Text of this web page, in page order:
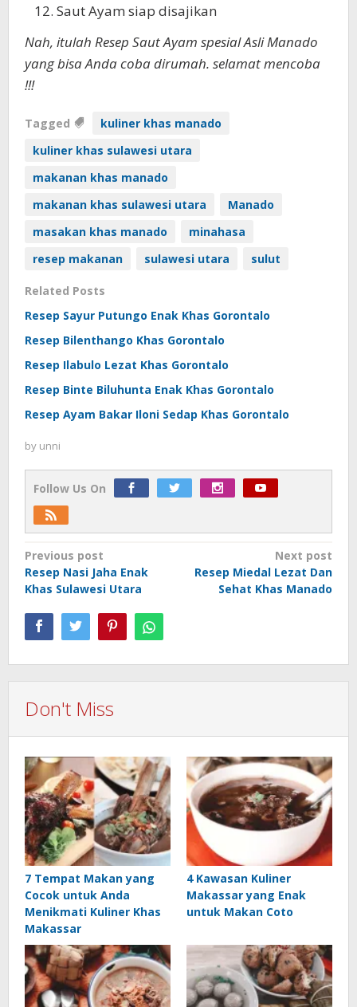
Saut Ayam siap disajikan
Nah, itulah Resep Saut Ayam spesial Asli Manado
yang bisa Anda coba dirumah. selamat mencoba
!!!
Tagged
kuliner khas manado
kuliner khas sulawesi utara
makanan khas manado
makanan khas sulawesi utara
Manado
masakan khas manado
minahasa
resep makanan
sulawesi utara sulut
Related Posts
Resep Sayur Putungo Enak Khas Gorontalo
Resep Bilenthango Khas Gorontalo
Resep Ilabulo Lezat Khas Gorontalo
Resep Binte Biluhunta Enak Khas Gorontalo
Resep Ayam Bakar Iloni Sedap Khas Gorontalo
by unni
Follow Us On
Post
navigation
Previous post
Resep Nasi Jaha Enak
Khas Sulawesi Utara
Next post
Resep Miedal Lezat Dan
Sehat Khas Manado
Don't Miss
7 Tempat Makan yang
Cocok untuk Anda
Menikmati Kuliner Khas
Makassar
4 Kawasan Kuliner
Makassar yang Enak
untuk Makan Coto